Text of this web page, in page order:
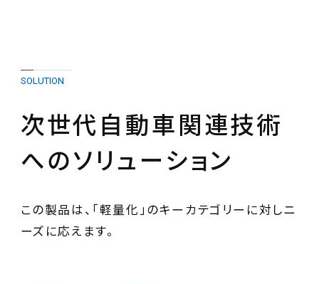
SOLUTION
次世代自動車関連技術
へのソリューション
この製品は、「軽量化」のキーカテゴリーに対しニ
ーズに応えます。